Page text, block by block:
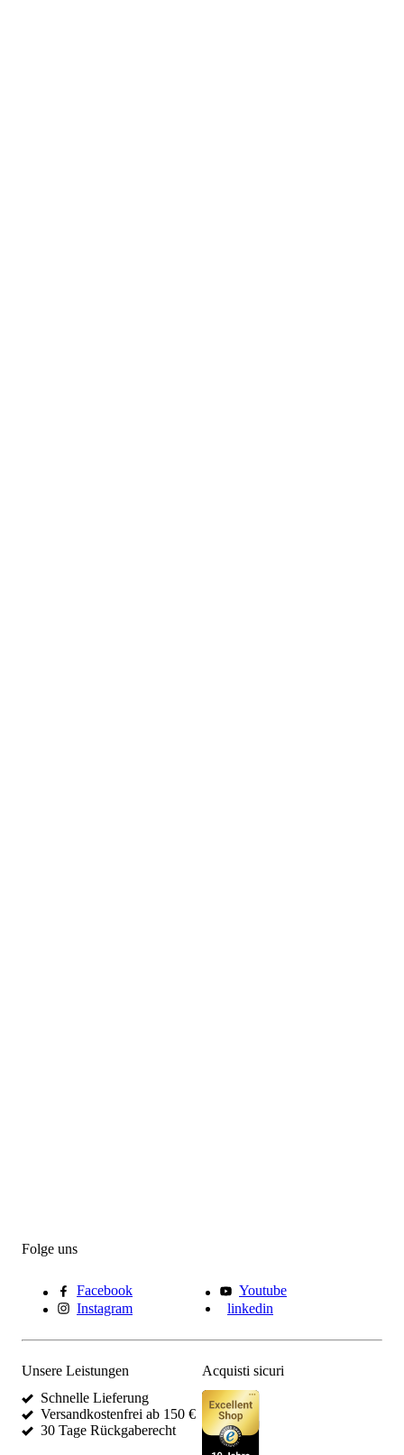
Folge uns
Facebook
Youtube
Instagram
linkedin
Unsere Leistungen
Schnelle Lieferung
Versandkostenfrei ab 150 €
30 Tage Rückgaberecht
Acquisti sicuri